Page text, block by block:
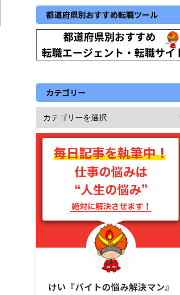
都道府県別おすすめ転職ツール
カテゴリー
けい『バイトの悩み解決マン』